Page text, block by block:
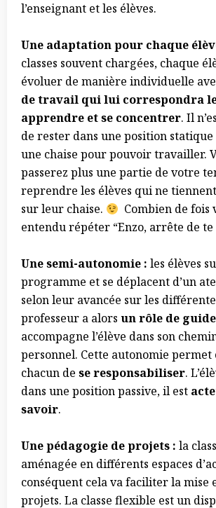
l’enseignant et les élèves.
Une adaptation pour chaque
classes souvent chargées, chaque
évoluer de manière individuelle
de travail qui lui correspondra
apprendre et se concentrer. Il
de rester dans une position statique
une chaise pour pouvoir travailler.
passerez plus une partie de votre
reprendre les élèves qui ne
sur leur chaise.
Combien de fois
entendu répéter “Enzo, arrête de te
Une semi-autonomie : les élèves
programme et se déplacent d’un
selon leur avancée sur les
professeur a alors un rôle de guide
accompagne l’élève dans son
personnel. Cette autonomie permet
chacun de se responsabiliser.
dans une position passive, il est
savoir.
Une pédagogie de projets : la
aménagée en différents espaces
conséquent cela va faciliter la mise
projets. La classe flexible est un